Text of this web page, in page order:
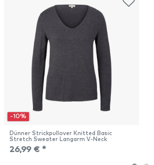
-10%
Dünner Strickpullover Knitted Basic
Stretch Sweater Langarm V-Neck
26,99 € *